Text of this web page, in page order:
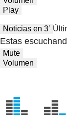
Play
Noticias en 3′
Estas
Mute
Volumen